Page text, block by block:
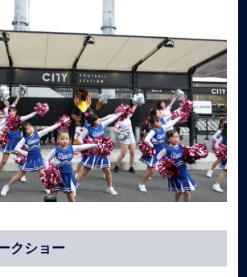
クショー